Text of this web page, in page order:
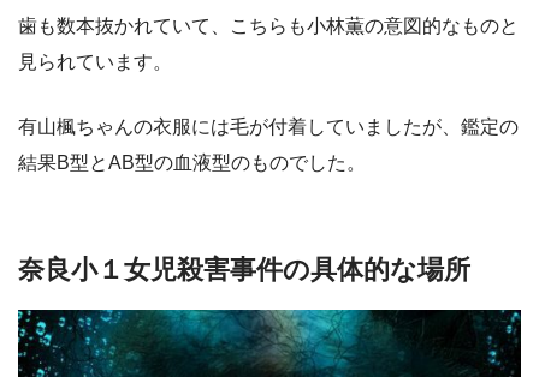
歯も数本抜かれていて、こちらも小林薫の意図的なものと
見られています。
有山楓ちゃんの衣服には毛が付着していましたが、鑑定の
結果B型とAB型の血液型のものでした。
奈良小１女児殺害事件の具体的な場所